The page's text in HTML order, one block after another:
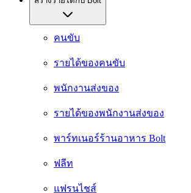
คนขับ
รายได้ของคนขับ
พนักงานส่งของ
รายได้ของพนักงานส่งของ
พาร์ทเนอร์ร้านอาหาร Bolt
ฟลีท
แฟรนไชส์